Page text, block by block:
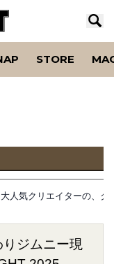
STORE
大人気クリエイターの、
ジムニー現